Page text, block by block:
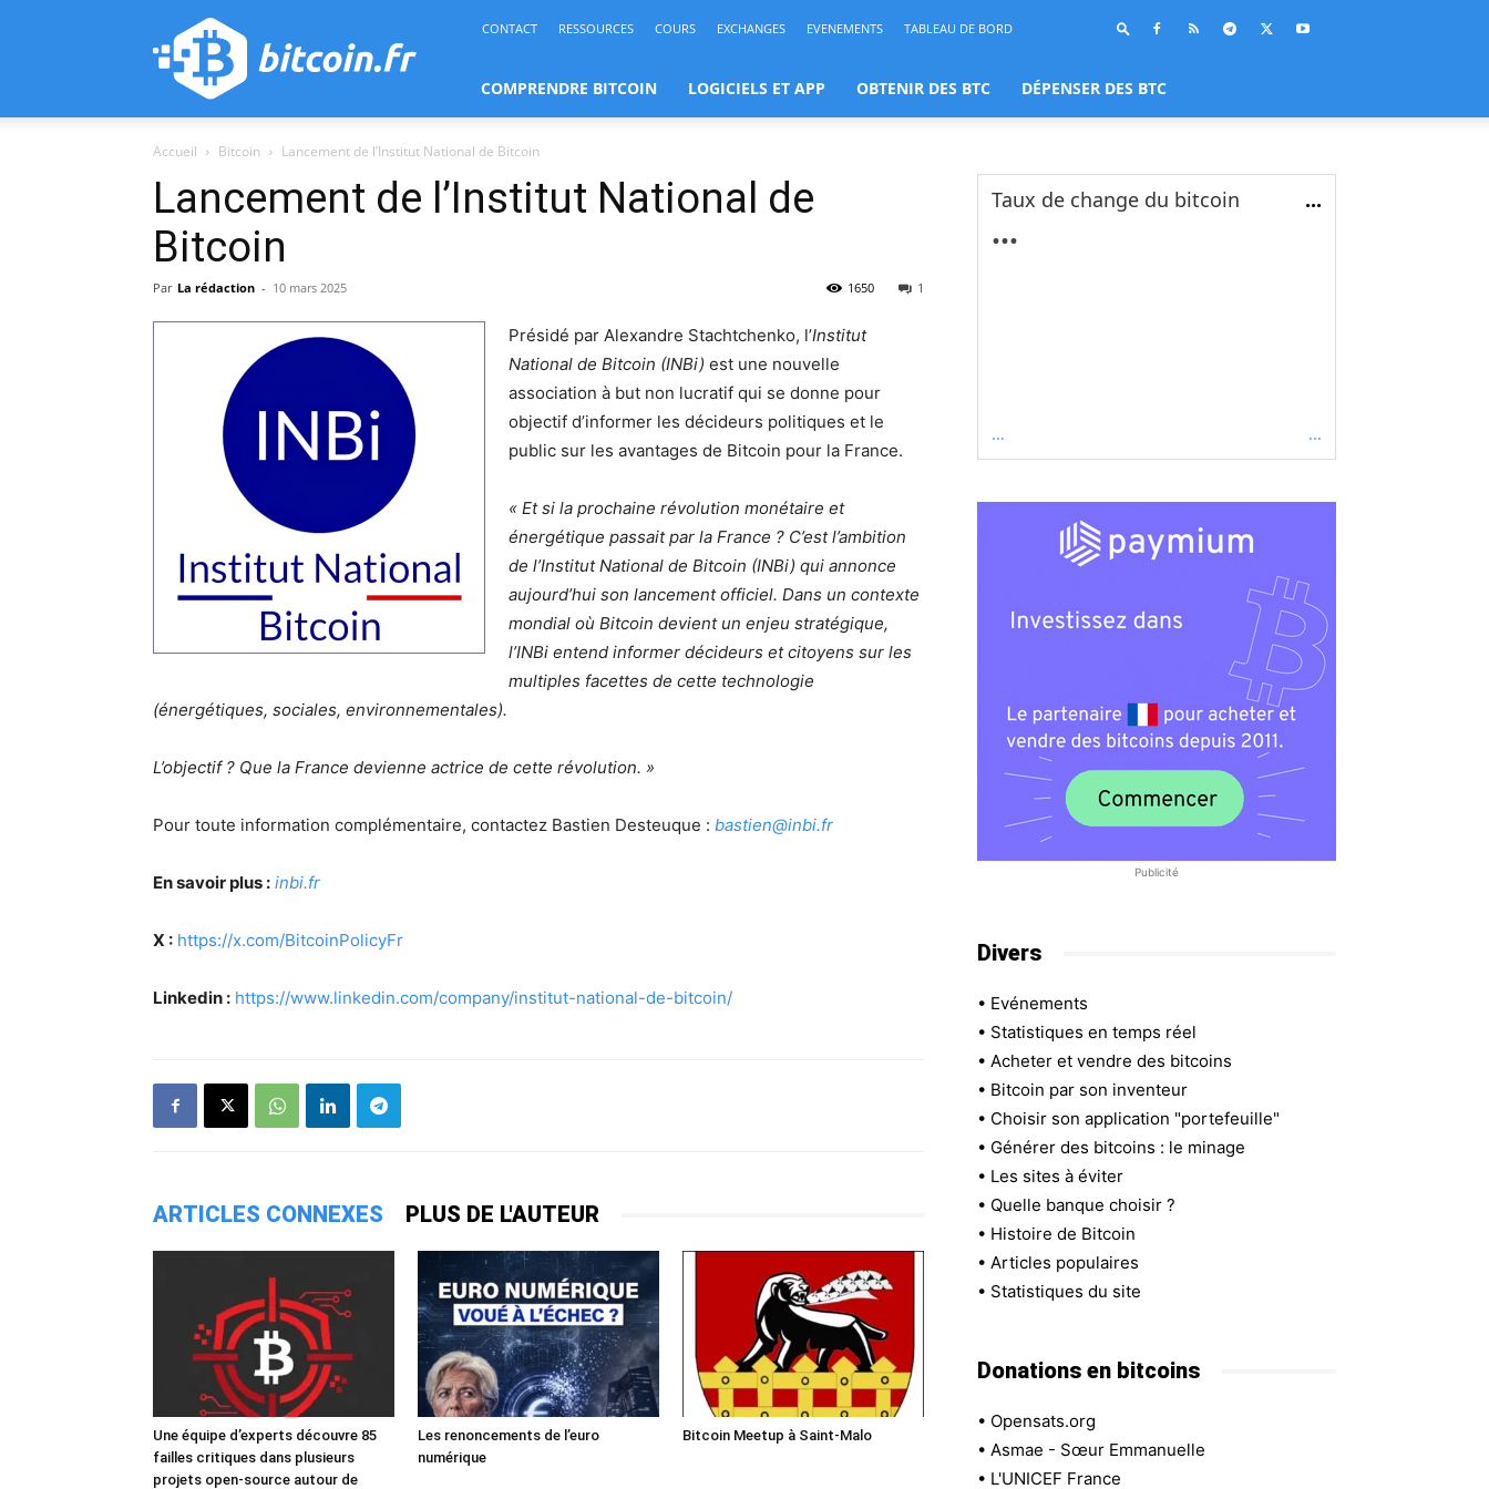
bitcoin.fr
CONTACT RESSOURCES COURS EXCHANGES EVENEMENTS TABLEAU DE BORD
COMPRENDRE BITCOIN LOGICIELS ET APP OBTENIR DES BTC DÉPENSER DES BTC
Accueil Bitcoin Lancement de l’Institut National de Bitcoin
Lancement de l’Institut National de
Bitcoin
Par La rédaction - 10 mars 2025 1
1650
Présidé par Alexandre Stachtchenko, l’Institut
National de Bitcoin (INBi) est une nouvelle
association à but non lucratif qui se donne pour
objectif d’informer les décideurs politiques et le
public sur les avantages de Bitcoin pour la France.
« Et si la prochaine révolution monétaire et
énergétique passait par la France ? C’est l’ambition
de l’Institut National de Bitcoin (INBi) qui annonce
aujourd’hui son lancement officiel. Dans un contexte
mondial où Bitcoin devient un enjeu stratégique,
l’INBi entend informer décideurs et citoyens sur les
multiples facettes de cette technologie
(énergétiques, sociales, environnementales).
L’objectif ? Que la France devienne actrice de cette révolution. »
Pour toute information complémentaire, contactez Bastien Desteuque : bastien@inbi.fr
En savoir plus : inbi.fr
X : https://x.com/BitcoinPolicyFr
Linkedin : https://www.linkedin.com/company/institut-national-de-bitcoin/
ARTICLES CONNEXES PLUS DE L'AUTEUR
Une équipe d’experts découvre 85
failles critiques dans plusieurs
projets open-source autour de
Les renoncements de l’euro
numérique
Bitcoin Meetup à Saint-Malo
Taux de change du bitcoin ...
...
... ...
Publicité
Divers
• Evénements
• Statistiques en temps réel
• Acheter et vendre des bitcoins
• Bitcoin par son inventeur
• Choisir son application "portefeuille"
• Générer des bitcoins : le minage
• Les sites à éviter
• Quelle banque choisir ?
• Histoire de Bitcoin
• Articles populaires
• Statistiques du site
Donations en bitcoins
• Opensats.org
• Asmae - Sœur Emmanuelle
• L'UNICEF France